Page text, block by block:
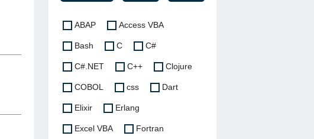
ABAP Access VBA
Bash C C#
C#.NET C++ Clojure
COBOL css Dart
Elixir Erlang
Excel VBA Fortran